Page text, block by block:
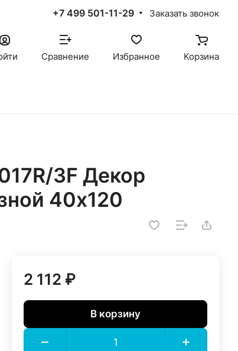
+7 499 501-11-29 Заказать звонок
Сравнение Избранное Корзина
3F Декор
40х120
2 112 ₽
В корзину